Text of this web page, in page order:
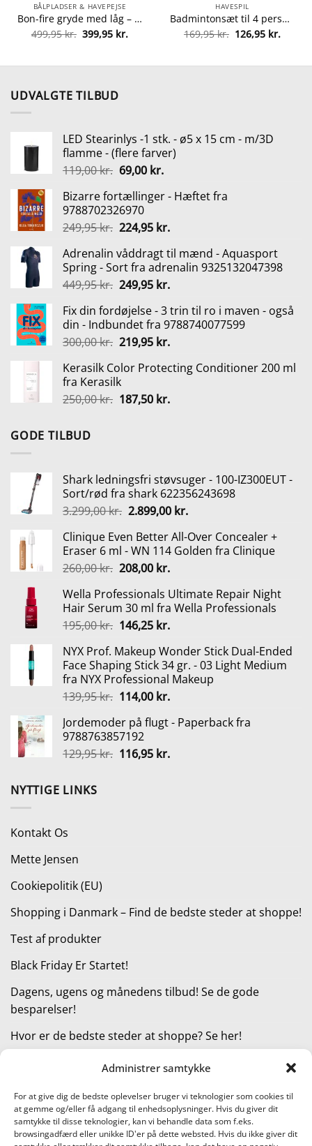
Administrer samtykke
For at give dig de bedste oplevelser bruger vi teknologier som cookies til
at gemme og/eller få adgang til enhedsoplysninger. Hvis du giver dit
samtykke til disse teknologier, kan vi behandle data som f.eks.
browsingadfærd eller unikke ID'er på dette websted. Hvis du ikke giver dit
BÅLPLADSER & HAVEPEJSE
Bon-fire gryde med låg – 6 liter fra Bon-fire 5708085100022
499,95kr. Den
oprindelige
499,95 kr..
399,95 kr.Den
399,95 kr..
HAVESPIL
Badmintonsæt til 4 personer fra 5700009322503
169,95kr. Den
oprindelige
169,95 kr..
126,95 kr.Den
kr..
UDVALGTE TILBUD
LED Stearinlys -1 stk. - ø5 x 15 cm - m/3D
flamme - (flere farver)
119,00kr. Den
pris
var:
119,00 kr..
69,00 kr.Den
pris
69,00 kr..
Bizarre fortællinger - Hæftet fra
9788702326970
249,95kr. Den
pris
var:
249,95 kr..
224,95 kr.Den
pris
er:
224,95 kr..
Adrenalin våddragt til mænd - Aquasport
Spring - Sort fra adrenalin 9325132047398
449,95kr. Den
pris
var:
449,95 kr..
249,95 kr.Den
pris
er:
249,95 kr..
Fix din fordøjelse - 3 trin til ro i maven - også
din - Indbundet fra 9788740077599
300,00kr. Den
pris
var:
300,00 kr..
219,95 kr.Den
pris
219,95 kr..
Kerasilk Color Protecting Conditioner 200 ml
fra Kerasilk
250,00kr. Den
187,50 kr.Den
GODE TILBUD
Shark ledningsfri støvsuger - 100-IZ300EUT -
Sort/rød fra shark 622356243698
3.299,00kr. Den
pris
var:
3.299,00 kr..
2.899,00 kr.Den
pris
er:
Clinique Even Better All-Over Concealer +
Eraser 6 ml - WN 114 Golden fra Clinique
260,00kr. Den
pris
var:
260,00 kr..
208,00 kr.Den
pris
er:
208,00 kr..
Wella Professionals Ultimate Repair Night
Hair Serum 30 ml fra Wella Professionals
195,00kr. Den
pris
var:
195,00 kr..
146,25 kr.Den
pris
er:
146,25 kr..
NYX Prof. Makeup Wonder Stick Dual-Ended
Face Shaping Stick 34 gr. - 03 Light Medium
fra NYX Professional Makeup
139,95kr. Den
pris
var:
139,95 kr..
114,00 kr.Den
pris
114,00 kr..
Jordemoder på flugt - Paperback fra
9788763857192
129,95kr. Den
116,95 kr.Den
NYTTIGE LINKS
Kontakt Os
Mette Jensen
Cookiepolitik (EU)
Shopping i Danmark – Find de bedste steder at shoppe!
Test af produkter
Black Friday Er Startet!
Dagens, ugens og månedens tilbud! Se de gode
besparelser!
Hvor er de bedste steder at shoppe? Se her!
Kategorier